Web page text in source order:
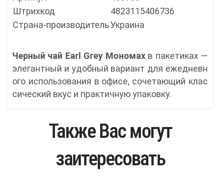
Штрихкод
4823115406736
Страна-производительУкраина
Черный чай Earl Grey Мономахв пакетиках —
элегантный и удобный вариант для ежедневн
ого использования в офисе, сочетающий клас
сический вкус и практичную упаковку.
Также Вас могут
заитересовать